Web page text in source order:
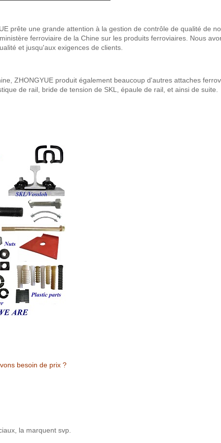
prête une grande attention à la gestion de contrôle de qualité de
ferroviaire de la Chine sur les produits ferroviaires. Nous
et jusqu'aux exigences de clients.
ZHONGYUE produit également beaucoup d'autres attaches
de rail, bride de tension de SKL, épaule de rail, et ainsi de suite.
besoin de prix ?
la marquent svp.